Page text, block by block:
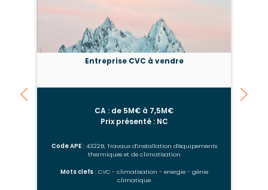
Entreprise CVC à vendre
CA : de 5M€ à 7,5M€
Prix présenté : NC
Code APE: 4322B, Travaux d'installation d'équipements
thermiques et de climatisation
Mots clefs: CVC - climatisation - energie - génie
climatique